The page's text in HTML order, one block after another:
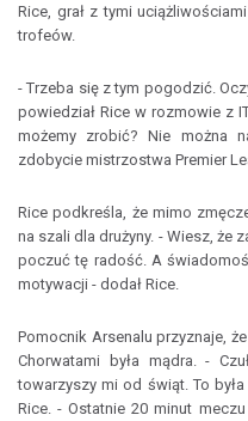
Rice, grał z tymi
trofeów.
- Trzeba się z tym pogodzić.
powiedział Rice w rozmowie z
możemy zrobić? Nie można
zdobycie mistrzostwa Premier
Rice podkreśla, że mimo
na szali dla drużyny. - Wiesz, że
poczuć tę radość. A
motywacji - dodał Rice.
Pomocnik Arsenalu przyznaje,
Chorwatami była mądra. -
towarzyszy mi od świąt. To
Rice. - Ostatnie 20 minut